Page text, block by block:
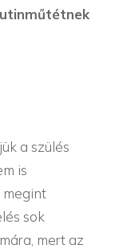
a szülés
is
megint
sok
mert az